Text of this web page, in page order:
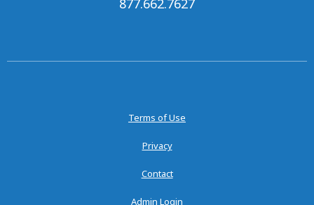
877.662.7627
Terms of Use
Privacy
Contact
Admin Login